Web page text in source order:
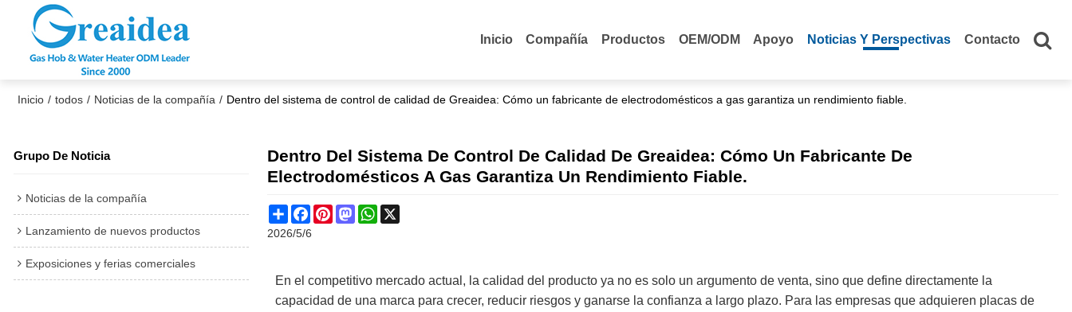
Inicio Compañía Productos OEM/ODM Apoyo Noticias Y Perspectivas Contacto
Inicio / todos / Noticias de la compañía / Dentro del sistema de control de calidad de Greaidea: Cómo un fabricante de electrodomésticos a gas garantiza un rendimiento fiable.
Grupo De Noticia
Noticias de la compañía
Lanzamiento de nuevos productos
Exposiciones y ferias comerciales
Dentro Del Sistema De Control De Calidad De Greaidea: Cómo Un Fabricante De
Electrodomésticos A Gas Garantiza Un Rendimiento Fiable.
ShareFacebook
PinterestMastodonWhatsApp
2026/5/6
En el competitivo mercado actual, la calidad del producto ya no es solo un argumento de venta, sino que define directamente la
capacidad de una marca para crecer, reducir riesgos y ganarse la confianza a largo plazo. Para las empresas que adquieren placas de